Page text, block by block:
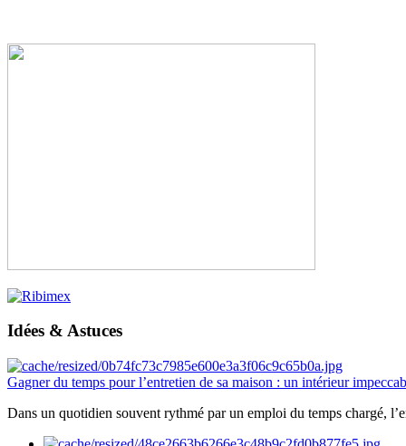
Idées & Astuces
Gagner du temps pour l’entretien de sa maison : un intérieur
Dans un quotidien souvent rythmé par un emploi du temps chargé,